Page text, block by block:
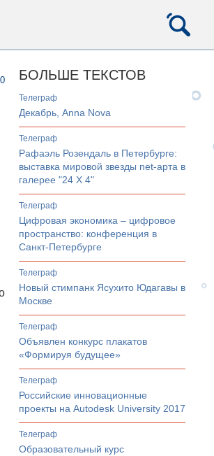
0 БОЛЬШЕ ТЕКСТОВ
телеграф
Декабрь, Anna Nova
телеграф
Рафаэль Розендаль в Петербурге:
выставка мировой звезды net-арта в
галерее "24 Х 4"
телеграф
Цифровая экономика – цифровое
пространство: конференция в
Санкт-Петербурге
телеграф
Новый стимпанк Ясухито Юдагавы в
Москве
телеграф
Объявлен конкурс плакатов
«Формируя будущее»
телеграф
Российские инновационные
проекты на Autodesk University 2017
телеграф
Образовательный курс